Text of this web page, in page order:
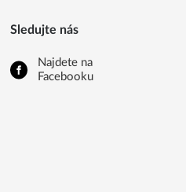
Sledujte nás
Najdete na
Facebooku